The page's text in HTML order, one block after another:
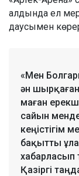
алдында ел
даусымен
«Мен
ән
маған
сайын
кеңістігім
бақытты
хабарласып
Қазіргі